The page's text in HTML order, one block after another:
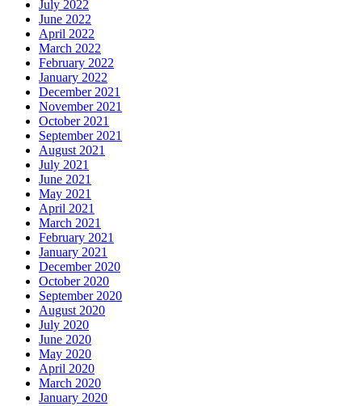
July 2022
June 2022
April 2022
March 2022
February 2022
January 2022
December 2021
November 2021
October 2021
September 2021
August 2021
July 2021
June 2021
May 2021
April 2021
March 2021
February 2021
January 2021
December 2020
October 2020
September 2020
August 2020
July 2020
June 2020
May 2020
April 2020
March 2020
January 2020